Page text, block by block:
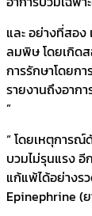
และ อย่างที่สอ
ลมพิษโดยเกิด
การรักษาโดยก
รายงานถึงอาก
”
“ โดยเหตุการณ์
บวมไม่รุนแรง
แก้แพ้ได้อย่างร
Epinephrine (